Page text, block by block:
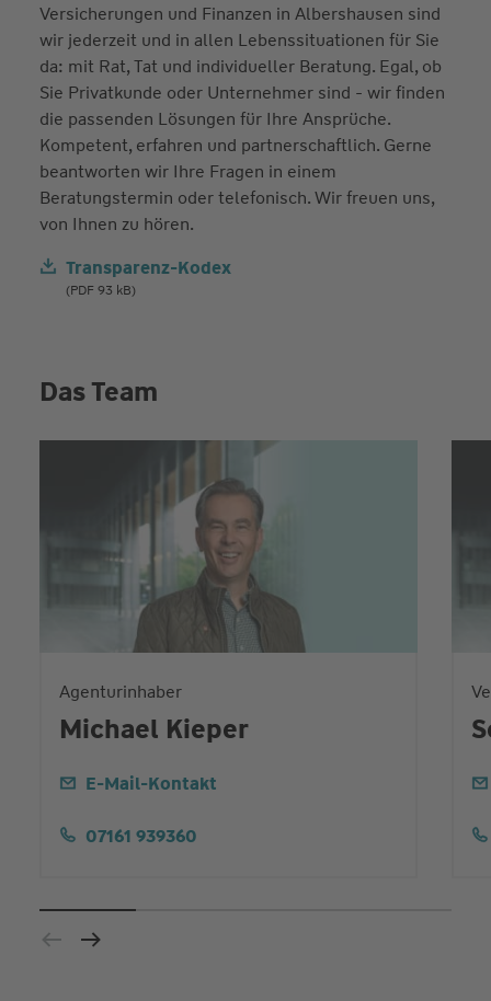
Versicherungen und Finanzen in Albershausen sind
wir jederzeit und in allen Lebenssituationen für Sie
da: mit Rat, Tat und individueller Beratung. Egal, ob
Sie Privatkunde oder Unternehmer sind - wir finden
die passenden Lösungen für Ihre Ansprüche.
Kompetent, erfahren und partnerschaftlich. Gerne
beantworten wir Ihre Fragen in einem
Beratungstermin oder telefonisch. Wir freuen uns,
von Ihnen zu hören.
Transparenz-Kodex
(PDF 93 kB)
Das Team
Agenturinhaber
Michael Kieper
E-Mail-Kontakt
07161 939360